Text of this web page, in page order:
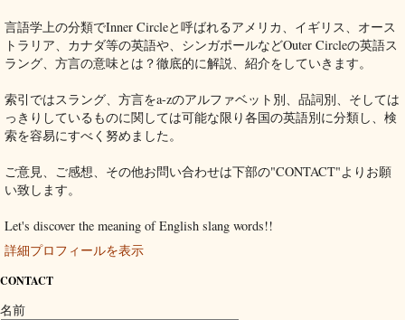
言語学上の分類でInner Circleと呼ばれるアメリカ、イギリス、オース
トラリア、カナダ等の英語や、シンガポールなどOuter Circleの英語ス
ラング、方言の意味とは？徹底的に解説、紹介をしていきます。
索引ではスラング、方言をa-zのアルファベット別、品詞別、そしては
っきりしているものに関しては可能な限り各国の英語別に分類し、検
索を容易にすべく努めました。
ご意見、ご感想、その他お問い合わせは下部の"CONTACT"よりお願
い致します。
Let's discover the meaning of English slang words!!
詳細プロフィールを表示
CONTACT
名前